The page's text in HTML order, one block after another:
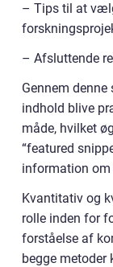
– Tips til at
– Afsluttende
Gennem
indhold blive
måde, hvilket
“featured
information
Kvantitativ og
rolle inden for
forståelse af
begge metoder